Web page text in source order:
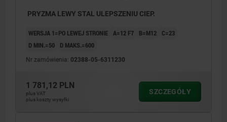
PRYZMA LEWY STAL ULEPSZENIU CIEP.
WERSJA 1=PO LEWEJ STRONIE A=12 F7 B=M12
C=23
D MIN.=50
D MAKS.=600
Nr zamówienia: 02388-05-6311230
1 781,12 PLN
plus VAT
plus koszty wysyłki
SZCZEGÓŁY